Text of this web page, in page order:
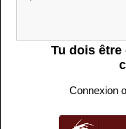
Tu dois
Connexion